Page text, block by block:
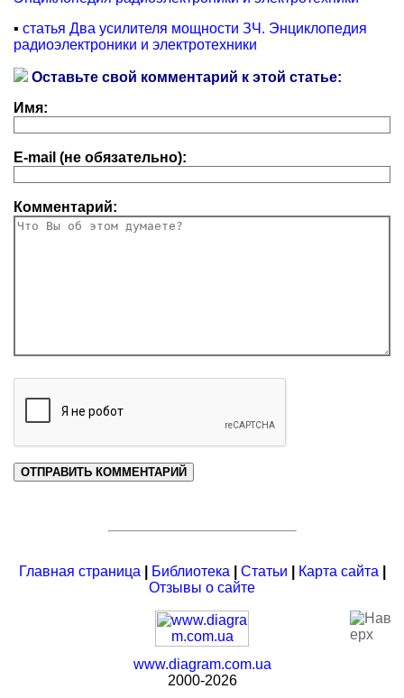
▪ статья Два усилителя мощности ЗЧ. Энциклопедия
радиоэлектроники и электротехники
Оставьте свой комментарий к этой статье:
Имя:
E-mail (не обязательно):
Комментарий:
Главная страница Библиотека Статьи Карта сайта
Отзывы о сайте
www.diagram.com.ua
2000-2026